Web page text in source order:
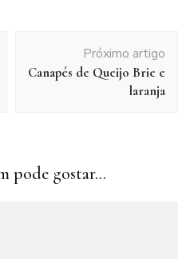
Próximo artigo
Canapés de Queijo Brie e
laranja
pode gostar...